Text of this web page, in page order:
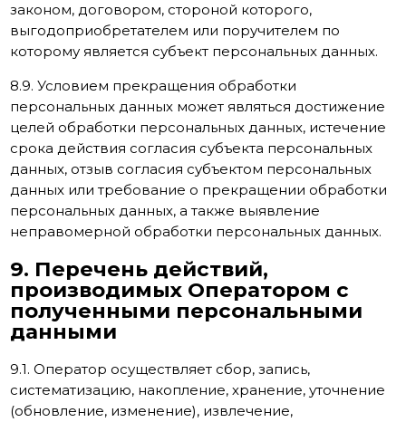
законом, договором, стороной которого,
выгодоприобретателем или поручителем по
которому является субъект персональных данных.
8.9. Условием прекращения обработки
персональных данных может являться достижение
целей обработки персональных данных, истечение
срока действия согласия субъекта персональных
данных, отзыв согласия субъектом персональных
данных или требование о прекращении обработки
персональных данных, а также выявление
неправомерной обработки персональных данных.
9. Перечень действий,
производимых Оператором с
полученными персональными
данными
9.1. Оператор осуществляет сбор, запись,
систематизацию, накопление, хранение, уточнение
(обновление, изменение), извлечение,